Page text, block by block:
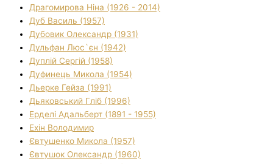
Драгомирова Ніна (1926 - 2014)
Дуб Василь (1957)
Дубовик Олександр (1931)
Дульфан Люс`єн (1942)
Дуплій Сергій (1958)
Дуфинець Микола (1954)
Дьерке Гейза (1991)
Дьяковський Гліб (1996)
Ерделі Адальберт (1891 - 1955)
Ехін Володимир
Євтушенко Микола (1957)
Євтушок Олександр (1960)